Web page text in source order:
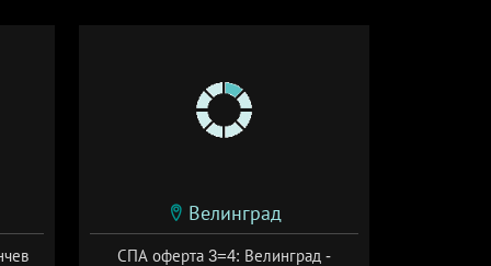
Велинград
СПА оферта 3=4: Велинград -